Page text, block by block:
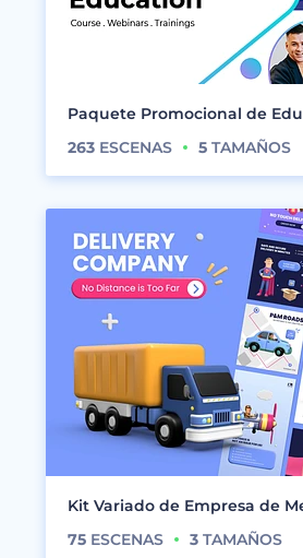
Paquete Promocional de
263 ESCENAS 5 TAMAÑOS
Kit Variado de Empresa de
75 ESCENAS 3 TAMAÑOS